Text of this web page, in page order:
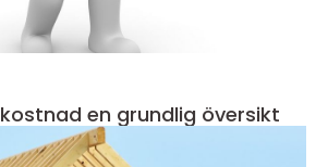
Renovera hus kostnad en grundlig översikt